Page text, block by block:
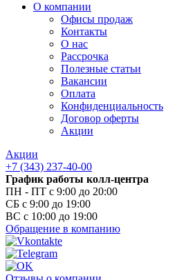
О компании
Офисы продаж
Контакты
О нас
Рассрочка
Полезные статьи
Вакансии
Оплата
Конфиденциальность
Договор оферты
Акции
Акции
+7 (343) 237-40-00
График работы колл-центра
ПН - ПТ с 9:00 до 20:00
СБ с 9:00 до 19:00
ВС с 10:00 до 19:00
Обращение в компанию